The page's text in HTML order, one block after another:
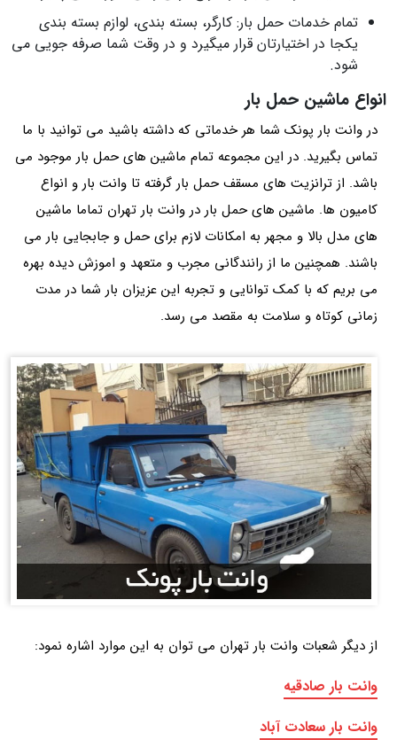
تمام خدمات حمل بار: کارگر، بسته بندی، لوازم بسته بندی
یکجا در اختیارتان قرار میگیرد و در وقت شما صرفه جویی می
شود.
انواع ماشین حمل بار
در وانت بار پونک شما هر خدماتی که داشته باشید می توانید با ما
تماس بگیرید. در این مجموعه تمام ماشین های حمل بار موجود می
باشد. از ترانزیت های مسقف حمل بار گرفته تا وانت بار و انواع
کامیون ها. ماشین های حمل بار در وانت بار تهران تماما ماشین
های مدل بالا و مجهر به امکانات لازم برای حمل و جابجایی بار می
باشند. همچنین ما از رانندگانی مجرب و متعهد و اموزش دیده بهره
می بریم که با کمک توانایی و تجربه این عزیزان بار شما در مدت
زمانی کوتاه و سلامت به مقصد می رسد.
از دیگر شعبات وانت بار تهران می توان به این موارد اشاره نمود:
وانت بار صادقیه
وانت بار سعادت آباد